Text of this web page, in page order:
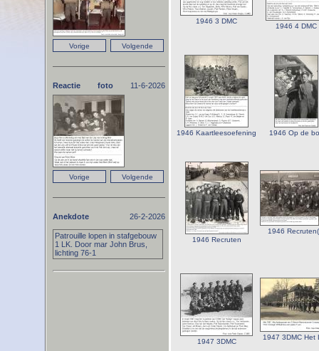
1946 3 DMC
1946 4 DMC
1946 Kaartleesoefening 1946 Op de
1946 Recruten
1946
1947 3DMC
1947 3DMC Het
Reactie foto 11-6-2026
Anekdote 26-2-2026
Patrouille lopen in stafgebouw
1 LK. Door mar John Brus,
lichting 76-1